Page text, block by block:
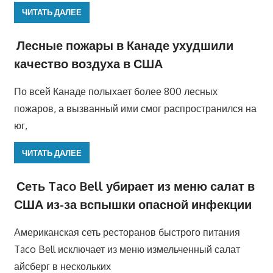
ЧИТАТЬ ДАЛЕЕ
Лесные пожары в Канаде ухудшили
качество воздуха в США
По всей Канаде полыхает более 800 лесных
пожаров, а вызванный ими смог распространился на
юг,
ЧИТАТЬ ДАЛЕЕ
Сеть Taco Bell убирает из меню салат в
США из-за вспышки опасной инфекции
Американская сеть ресторанов быстрого питания
Taco Bell исключает из меню измельченный салат
айсберг в нескольких